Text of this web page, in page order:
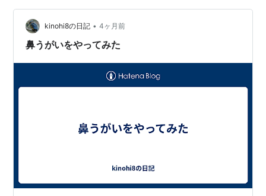
kinohi8の日記 • 4ヶ月前
鼻うがいをやってみた